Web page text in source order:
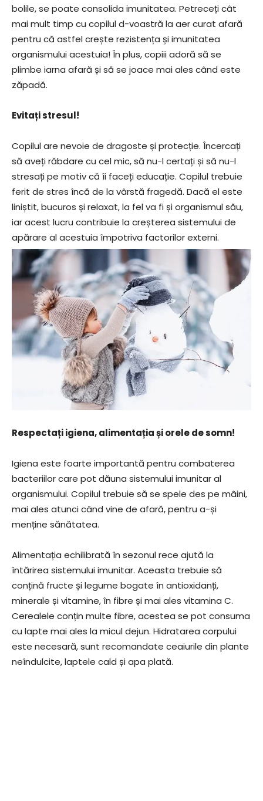
bolile, se poate consolida imunitatea. Petreceți cât
mai mult timp cu copilul d-voastră la aer curat afară
pentru că astfel crește rezistența și imunitatea
organismului acestuia! În plus, copiii adoră să se
plimbe iarna afară și să se joace mai ales când este
zăpadă.
Evitați stresul!
Copilul are nevoie de dragoste și protecție. Încercați
să aveți răbdare cu cel mic, să nu-l certați și să nu-l
stresați pe motiv că îi faceți educație. Copilul trebuie
ferit de stres încă de la vârstă fragedă. Dacă el este
liniștit, bucuros și relaxat, la fel va fi și organismul său,
iar acest lucru contribuie la creșterea sistemului de
apărare al acestuia împotriva factorilor externi.
Respectați igiena, alimentația și orele de somn!
Igiena este foarte importantă pentru combaterea
bacteriilor care pot dăuna sistemului imunitar al
organismului. Copilul trebuie să se spele des pe mâini,
mai ales atunci când vine de afară, pentru a-și
menține sănătatea.
Alimentația echilibrată în sezonul rece ajută la
întărirea sistemului imunitar. Aceasta trebuie să
conțină fructe și legume bogate în antioxidanți,
minerale și vitamine, în fibre și mai ales vitamina C.
Cerealele conțin multe fibre, acestea se pot consuma
cu lapte mai ales la micul dejun. Hidratarea corpului
este necesară, sunt recomandate ceaiurile din plante
neîndulcite, laptele cald și apa plată.